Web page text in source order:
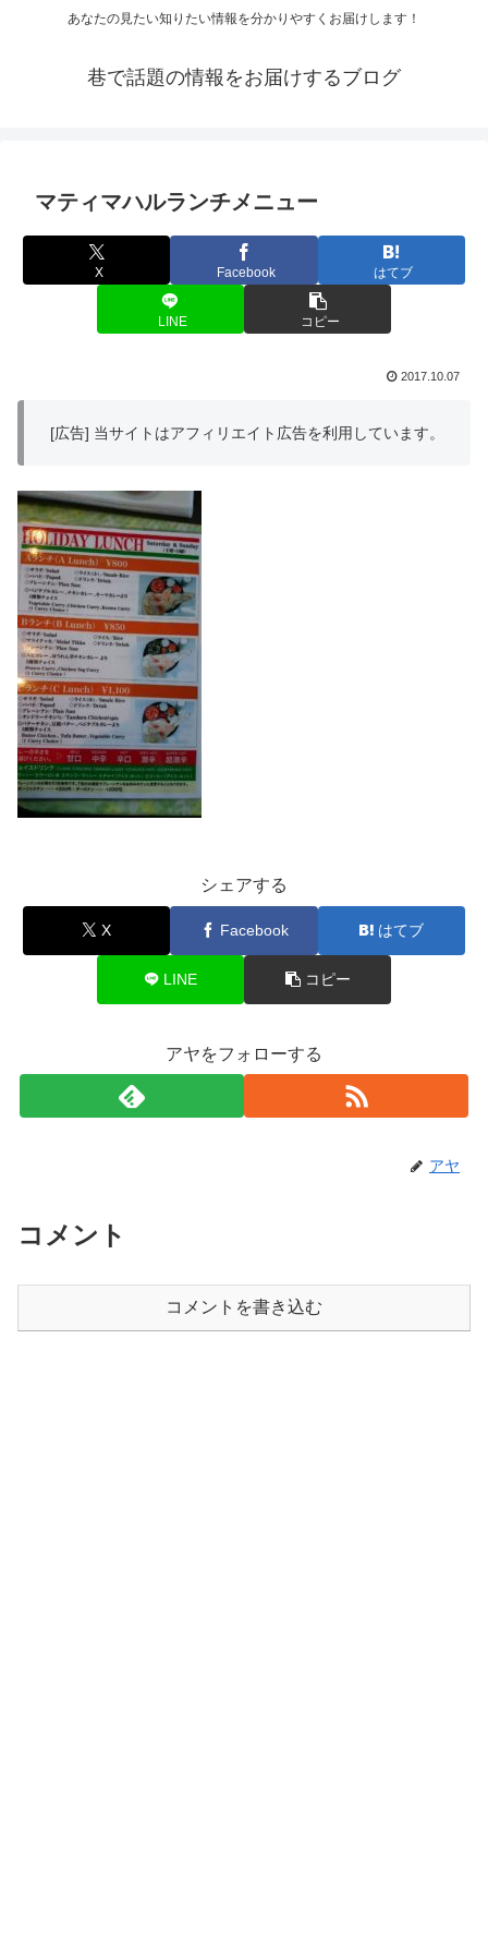
あなたの見たい知りたい情報を分かりやすくお届けします！
巷で話題の情報をお届けするブログ
マティマハルランチメニュー
X Facebook はてブ
LINE コピー
2017.10.07
[広告] 当サイトはアフィリエイト広告を利用しています。
シェアする
X Facebook はてブ
LINE コピー
アヤをフォローする
アヤ
コメント
コメントを書き込む